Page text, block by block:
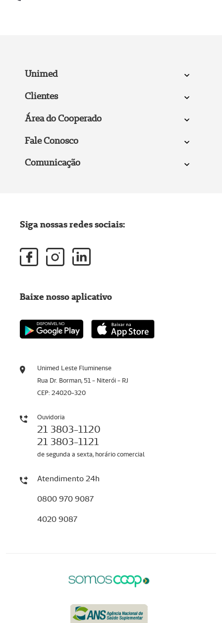
Unimed
Clientes
Área do Cooperado
Fale Conosco
Comunicação
Unimed Leste Fluminense
Rua Dr. Borman, 51 - Niterói - RJ
CEP: 24020-320
Ouvidoria
21 3803-1120
21 3803-1121
de segunda a sexta, horário comercial
Atendimento 24h
0800 970 9087
4020 9087
Siga nossas redes sociais:
Baixe nosso aplicativo